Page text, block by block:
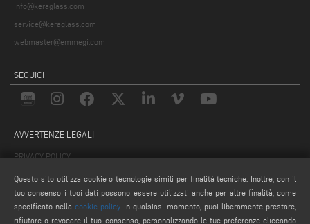
info@keraglass.com
service@keraglass.com
webmaster@emmegi.com
SEGUICI
AVVERTENZE LEGALI
PRIVACY POLICY
COMPLIANCE
NOTE LEGALI
COOKIE POLICY
Questo sito utilizza cookie o tecnologie simili per finalità tecniche. Inoltre, con il
tuo consenso i tuoi dati possono essere utilizzati anche per altre finalità, come
specificato nella cookie policy. In qualsiasi momento, puoi liberamente prestare,
rifiutare o revocare il tuo consenso, personalizzando le tue preferenze cliccando